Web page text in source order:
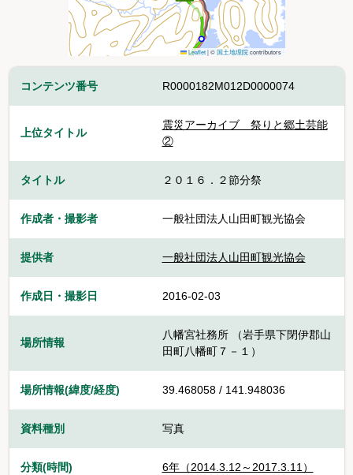
Leaflet |©国土地理院contributors
コンテンツ番号 R0000182M012D0000074
上位タイトル
震災アーカイブ 祭りと郷土芸能
②
タイトル ２０１６．２節分祭
作成者・撮影者 一般社団法人山田町観光協会
提供者 一般社団法人山田町観光協会
作成日・撮影日 2016-02-03
場所情報
八幡宮社務所 （岩手県下閉伊郡山
田町八幡町７－１）
場所情報(緯度/経度) 39.468058 / 141.948036
資料種別 写真
分類(時間) 6年（2014.3.12～2017.3.11）